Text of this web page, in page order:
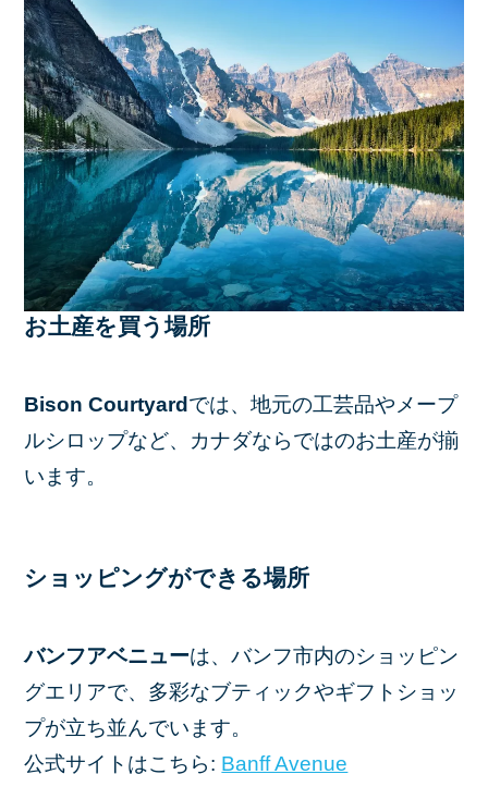
お土産を買う場所
Bison Courtyard では、地元の工芸品やメープ
ルシロップなど、カナダならではのお土産が揃
います。
ショッピングができる場所
バンフアベニューは、バンフ市内のショッピン
グエリアで、多彩なブティックやギフトショッ
プが立ち並んでいます。
公式サイトはこちら: Banff Avenue